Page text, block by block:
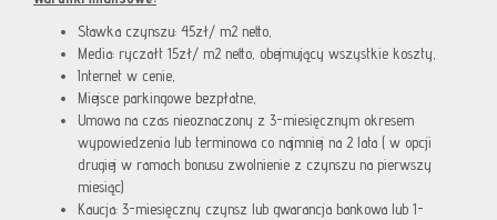
Stawka czynszu: 45zł/ m2 netto,
Media: ryczałt 15zł/ m2 netto, obejmujący wszystkie koszty,
Internet w cenie,
Miejsce parkingowe bezpłatne,
Umowa na czas nieoznaczony z 3-miesięcznym okresem
wypowiedzenia lub terminowa co najmniej na 2 lata ( w opcji
drugiej w ramach bonusu zwolnienie z czynszu na pierwszy
miesiąc)
Kaucja: 3-miesięczny czynsz lub gwarancja bankowa lub 1-